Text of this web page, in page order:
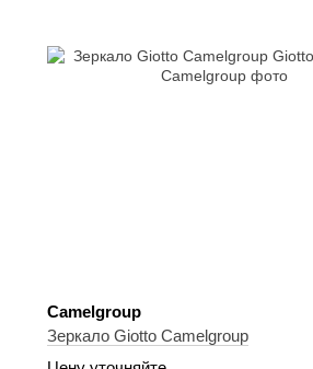
Camelgroup
Зеркало Giotto Camelgroup